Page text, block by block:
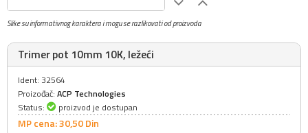
Slike su informativnog karaktera i mogu se razlikovati od proizvoda
Trimer pot 10mm 10K, ležeći
Ident: 32564
Proizođač: ACP Technologies
Status:
proizvod je dostupan
MP cena: 30,50Din